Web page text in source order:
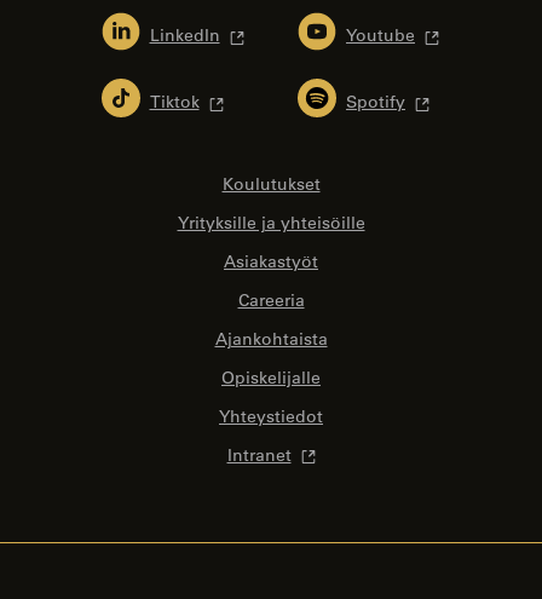
LinkedIn Youtube
Tiktok Spotify
Koulutukset
Yrityksille ja yhteisöille
Asiakastyöt
Careeria
Ajankohtaista
Opiskelijalle
Yhteystiedot
Intranet